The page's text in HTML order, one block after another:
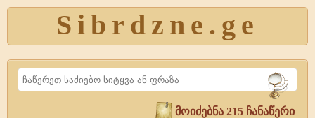
Sibrdzne.ge
Search
მოიძებნა 215 ჩანაწერი